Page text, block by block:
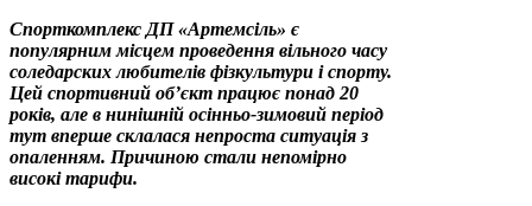
Спорткомплекс ДП «Артемсіль» є
популярним місцем проведення вільного часу
соледарских любителів фізкультури і спорту.
Цей спортивний об’єкт працює понад 20
років, але в нинішній осінньо-зимовий період
тут вперше склалася непроста ситуація з
опаленням. Причиною стали непомірно
високі тарифи.